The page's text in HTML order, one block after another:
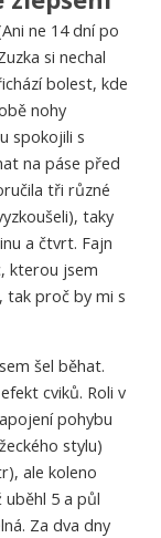
ne 14 dní po
si nechal
bolest, kde
nohy
spokojili s
na páse před
tři různé
taky
a čtvrt. Fajn
kterou jsem
tak proč by mi s
šel běhat.
cviků. Roli v
pohybu
stylu)
ale koleno
5 a půl
Za dva dny